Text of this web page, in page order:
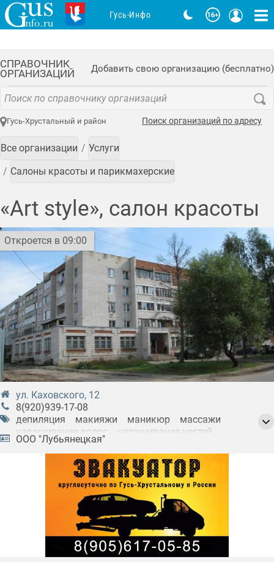
СПРАВОЧНИК
ОРГАНИЗАЦИЙ
Добавить свою организацию (бесплатно)
Гусь-Хрустальный и район Поиск организаций по адресу
Все организации Услуги
Салоны красоты и парикмахерские
«Art style», салон красоты
Откроется в 09:00
ул. Каховского, 12
8(920)939-17-08
депиляция
макияжи маникюр
массажи
наращивание волос
наращивание ногтей
наращивание ресниц
парикмахерские
педикюры
салоны красоты
ООО "Лубьянецкая"
Гусь-Инфо